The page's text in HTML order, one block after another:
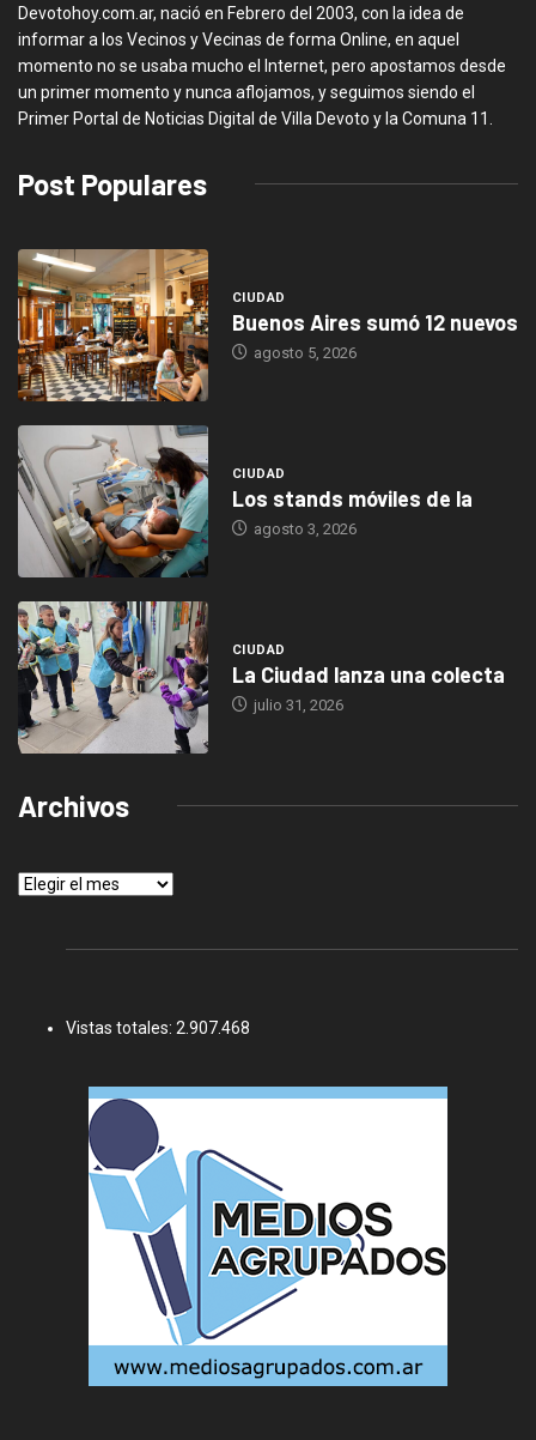
Devotohoy.com.ar, nació en Febrero del 2003, con la idea de
informar a los Vecinos y Vecinas de forma Online, en aquel
momento no se usaba mucho el Internet, pero apostamos desde
un primer momento y nunca aflojamos, y seguimos siendo el
Primer Portal de Noticias Digital de Villa Devoto y la Comuna 11.
Post Populares
CIUDAD
Buenos Aires sumó 12 nuevos
agosto 5, 2026
CIUDAD
Los stands móviles de la
agosto 3, 2026
CIUDAD
La Ciudad lanza una colecta
julio 31, 2026
Archivos
Archivos
Vistas totales: 2.907.468